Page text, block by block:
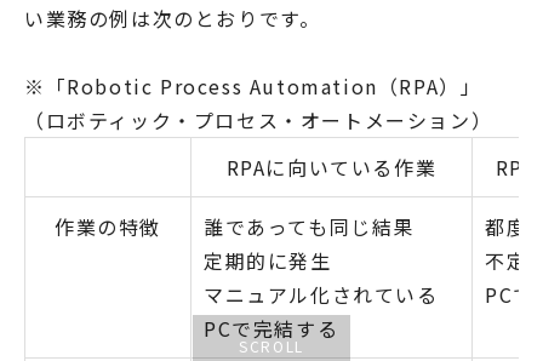
い業務の例は次のとおりです。
※「Robotic Process Automation（RPA）」
（ロボティック・プロセス・オートメーション）
RPAに向いている作業
作業の特徴
誰であっても同じ結果
定期的に発生
マニュアル化されている
PCで完結する
都度
不定
PCで